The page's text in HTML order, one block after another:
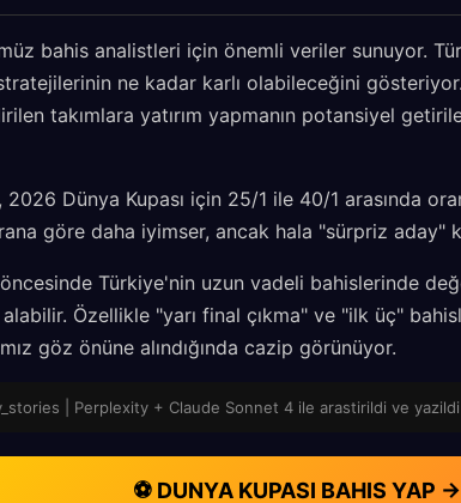
bahis analistleri için önemli veriler sunuyor.
ne kadar karlı olabileceğini
takımlara yatırım yapmanın potansiyel
2026 Dünya Kupası için 25/1 ile 40/1 arasında
göre daha iyimser, ancak hala "sürpriz aday"
Türkiye'nin uzun vadeli bahislerinde
Özellikle "yarı final çıkma" ve "ilk üç"
göz önüne alındığında cazip görünüyor.
| Perplexity + Claude Sonnet 4 ile arastirildi ve yazildi
⚽ DUNYA KUPASI BAHIS YAP →